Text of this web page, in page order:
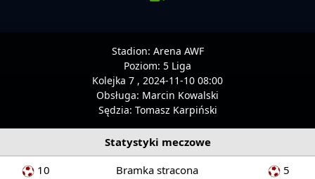
Stadion: Arena AWF
Poziom: 5 Liga
Kolejka 7 , 2024-11-10 08:00
Obsługa: Marcin Kowalski
Sędzia: Tomasz Karpiński
Statystyki meczowe
10
Bramka stracona
5